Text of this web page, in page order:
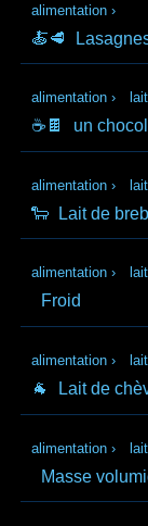
alimentation ›
🍝🥩
alimentation › lait
☕🍫 un
alimentation › lait
🐑 Lait de
alimentation › lait
Froid
alimentation › lait
🐐 Lait de
alimentation › lait
Masse